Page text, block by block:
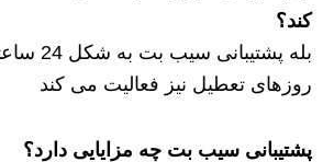
کند؟
بله
روزهای تعطیل نیز فعالیت می کند
پشتیبانی سیب بت چه مزایایی دارد؟